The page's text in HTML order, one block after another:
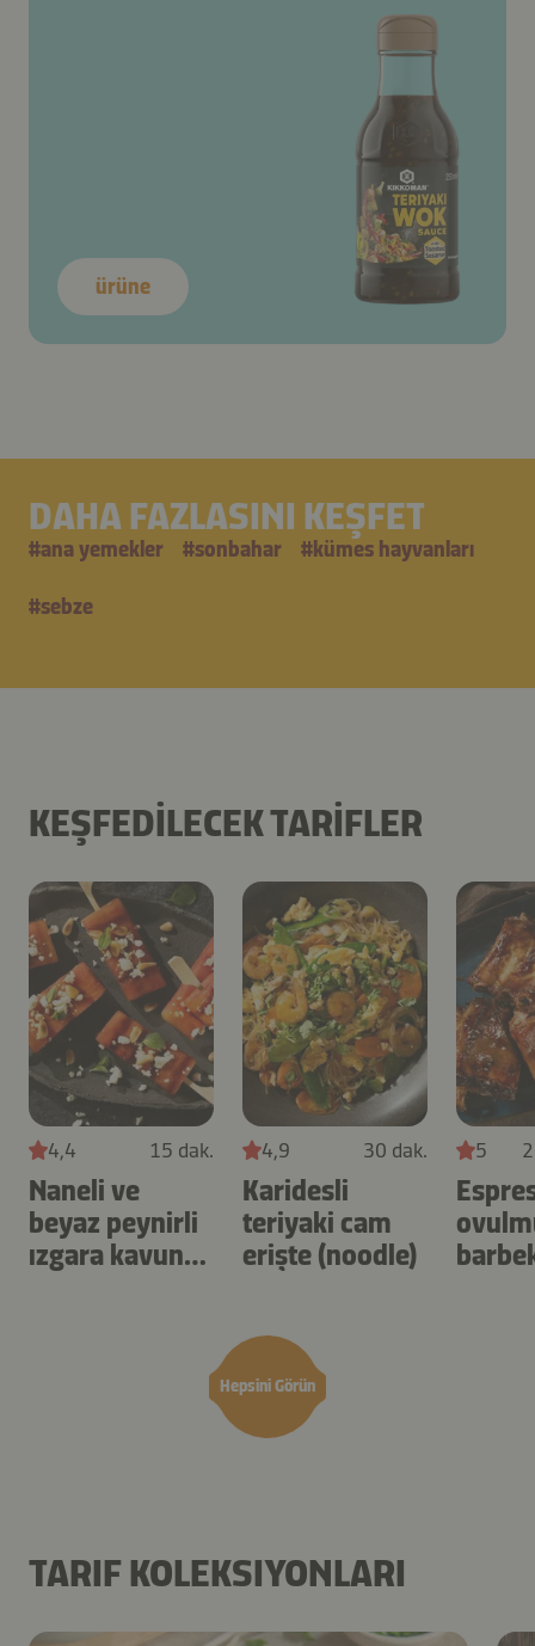
ürüne
DAHA FAZLASINI KEŞFET
#ana yemekler #sonbahar #kümes hayvanları
#sebze
KEŞFEDILECEK TARIFLER
Hepsini Görün
4,4 15 dak.
Naneli ve
beyaz peynirli
ızgara kavun
4,9 30 dak.
Karidesli
teriyaki cam
erişte (noodle)
5
TARIF KOLEKSIYONLARI